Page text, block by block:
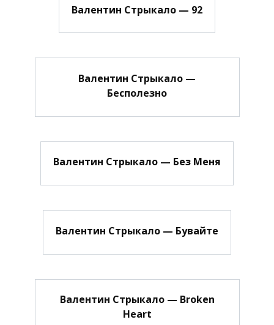
Валентин Стрыкало — 92
Валентин Стрыкало —
Бесполезно
Валентин Стрыкало — Без Меня
Валентин Стрыкало — Бувайте
Валентин Стрыкало — Broken
Heart